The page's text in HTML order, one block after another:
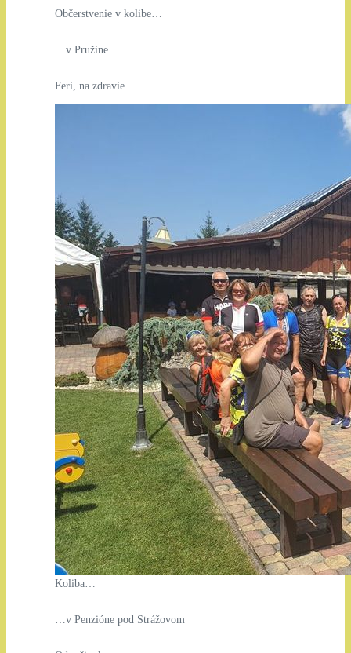
Občerstvenie v kolibe…
…v Pružine
Feri, na zdravie
Koliba…
…v Penzióne pod Strážovom